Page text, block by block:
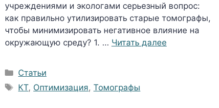
учреждениями и экологами серьезный вопрос:
как правильно утилизировать старые томографы,
чтобы минимизировать негативное влияние на
окружающую среду? 1. … Читать далее
Рубрики
Статьи
Метки
КТ, Оптимизация,Томографы